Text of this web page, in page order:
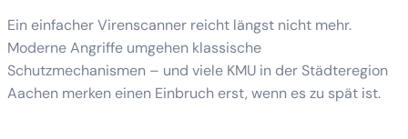
Ein einfacher Virenscanner reicht längst nicht mehr.
Moderne Angriffe umgehen klassische
Schutzmechanismen – und viele KMU in der Städteregion
Aachen merken einen Einbruch erst, wenn es zu spät ist.